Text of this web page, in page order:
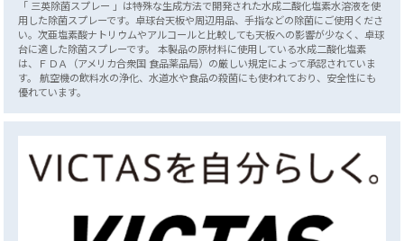
「 三英除菌スプレー 」は特殊な生成方法で開発された水成二酸化塩素水溶液を使
用した除菌スプレーです。卓球台天板や周辺用品、手指などの除菌にご使用くださ
い。次亜塩素酸ナトリウムやアルコールと比較しても天板への影響が少なく、卓球
台に適した除菌スプレーです。 本製品の原材料に使用している水成二酸化塩素
は、ＦＤＡ（アメリカ合衆国 食品薬品局）の厳しい規定によって承認されていま
す。 航空機の飲料水の浄化、水道水や食品の殺菌にも使われており、安全性にも
優れています。